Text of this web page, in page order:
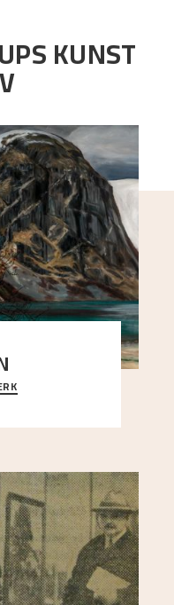
KUNST
og står i
rognetreet ute